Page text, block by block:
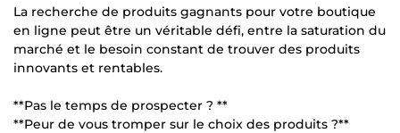
La recherche de produits gagnants pour votre boutique
en ligne peut être un véritable défi, entre la saturation du
marché et le besoin constant de trouver des produits
innovants et rentables.
**Pas le temps de prospecter ? **
**Peur de vous tromper sur le choix des produits ?**